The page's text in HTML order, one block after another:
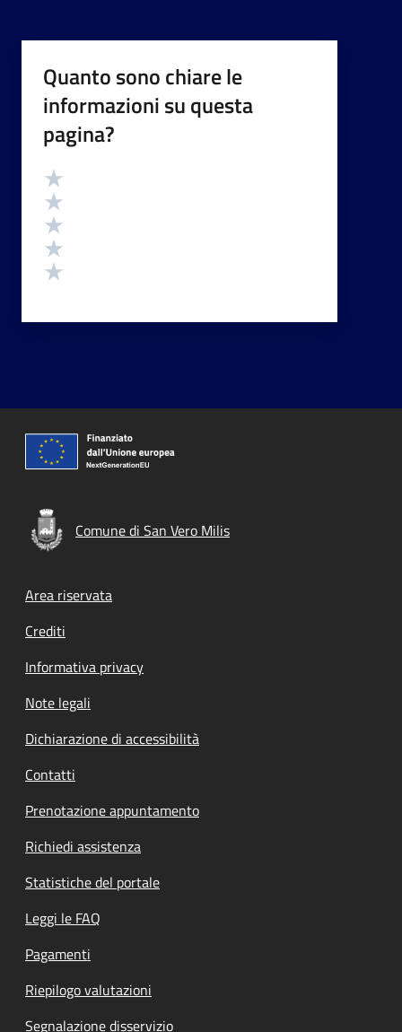
Quanto sono chiare le
informazioni su questa
pagina?
Valutazione
Comune di San Vero Milis
Footer menu
Area riservata
Crediti
Informativa privacy
Note legali
Dichiarazione di accessibilità
Contatti
Prenotazione appuntamento
Richiedi assistenza
Statistiche del portale
Leggi le FAQ
Pagamenti
Riepilogo valutazioni
Segnalazione disservizio